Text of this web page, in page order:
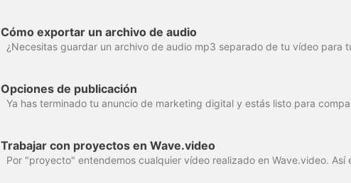
Cómo exportar un archivo de audio
Opciones de publicación
Trabajar con proyectos en Wave.video